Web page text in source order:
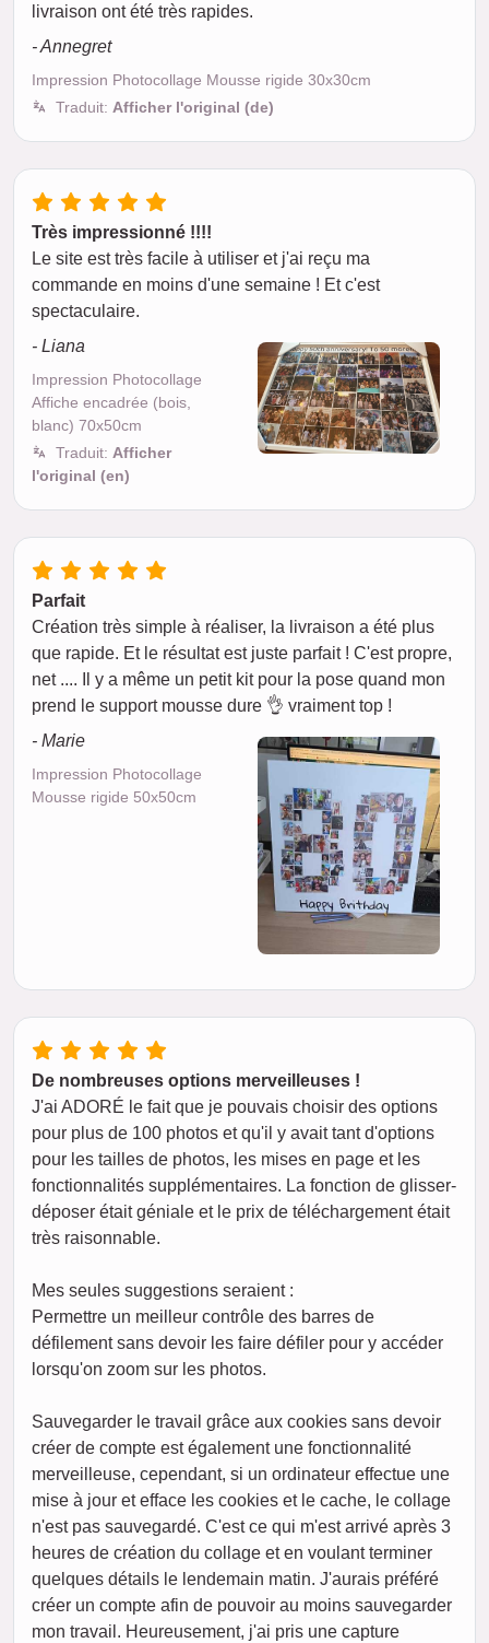
livraison ont été très rapides.
- Annegret
Impression Photocollage Mousse rigide 30x30cm
Traduit: Afficher l'original (de)
Très impressionné !!!!
Le site est très facile à utiliser et j'ai reçu ma
commande en moins d'une semaine ! Et c'est
spectaculaire.
- Liana
Impression Photocollage
Affiche encadrée (bois,
blanc) 70x50cm
Traduit: Afficher
l'original (en)
Parfait
Création très simple à réaliser, la livraison a été plus
que rapide. Et le résultat est juste parfait ! C'est propre,
net .... Il y a même un petit kit pour la pose quand mon
prend le support mousse dure 👌 vraiment top !
- Marie
Impression Photocollage
Mousse rigide 50x50cm
De nombreuses options merveilleuses !
J'ai ADORÉ le fait que je pouvais choisir des options
pour plus de 100 photos et qu'il y avait tant d'options
pour les tailles de photos, les mises en page et les
fonctionnalités supplémentaires. La fonction de glisser-
déposer était géniale et le prix de téléchargement était
très raisonnable.
Mes seules suggestions seraient :
Permettre un meilleur contrôle des barres de
défilement sans devoir les faire défiler pour y accéder
lorsqu'on zoom sur les photos.
Sauvegarder le travail grâce aux cookies sans devoir
créer de compte est également une fonctionnalité
merveilleuse, cependant, si un ordinateur effectue une
mise à jour et efface les cookies et le cache, le collage
n'est pas sauvegardé. C'est ce qui m'est arrivé après 3
heures de création du collage et en voulant terminer
quelques détails le lendemain matin. J'aurais préféré
créer un compte afin de pouvoir au moins sauvegarder
mon travail. Heureusement, j'ai pris une capture